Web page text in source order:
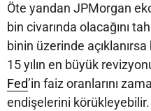
Öte yandan JPMorgan
bin civarında olacağını
binin üzerinde
15 yılın en büyük
Fed’in faiz oranlarını
endişelerini körükleyebilir.